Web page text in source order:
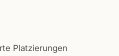
Platzierungen